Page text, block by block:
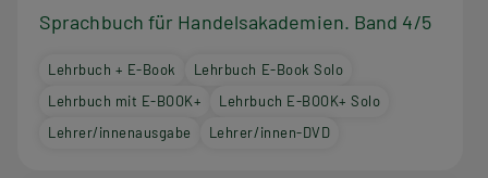
Sprachbuch für Handelsakademien. Band 4/5
Lehrbuch + E-Book
Lehrbuch E-Book Solo
Lehrbuch mit E-BOOK+
Lehrbuch E-BOOK+ Solo
Lehrer/innenausgabe
Lehrer/innen-DVD